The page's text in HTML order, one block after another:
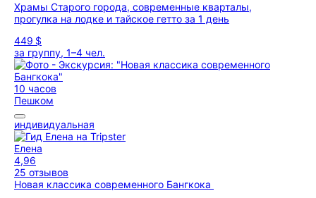
Храмы Старого города, современные кварталы,
прогулка на лодке и тайское гетто за 1 день
449 $
за группу, 1–4 чел.
10 часов
Пешком
индивидуальная
Елена
4,96
25 отзывов
Новая классика современного Бангкока